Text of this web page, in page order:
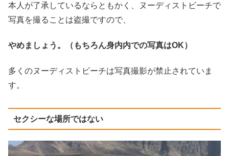
本人が了承しているならともかく、ヌーディストビーチで
写真を撮ることは盗撮ですので、
やめましょう。（もちろん身内内での写真はOK）
多くのヌーディストビーチは写真撮影が禁止されていま
す。
セクシーな場所ではない